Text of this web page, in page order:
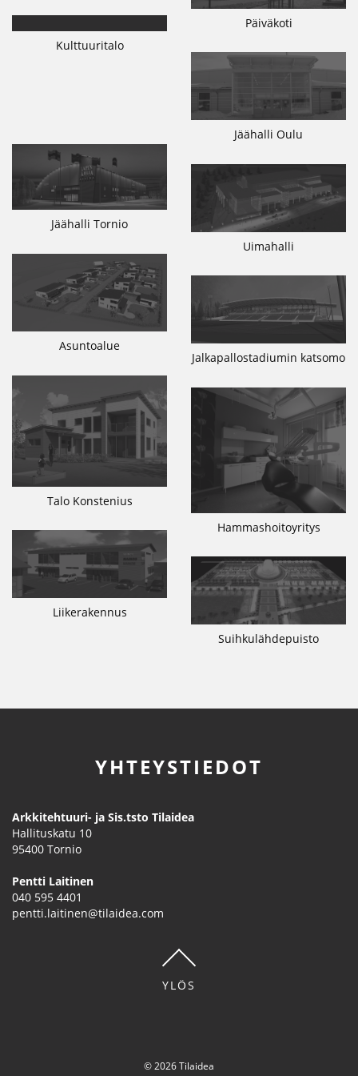
Päiväkoti
Kulttuuritalo
Jäähalli Oulu
Jäähalli Tornio
Uimahalli
Asuntoalue
Jalkapallostadiumin katsomo
Talo Konstenius
Hammashoitoyritys
Liikerakennus
Suihkulähdepuisto
YHTEYSTIEDOT
Arkkitehtuuri- ja Sis.tsto Tilaidea
Hallituskatu 10
95400 Tornio
Pentti Laitinen
040 595 4401
pentti.laitinen@tilaidea.com
YLÖS
© 2026 Tilaidea